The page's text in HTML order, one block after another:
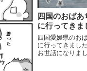
四国のおば
に行ってきま
四国愛媛県のお
に行ってきまし
お世話になりま